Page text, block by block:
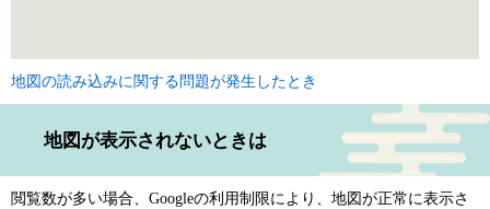
地図の読み込みに関する問題が発生したとき
地図が表示されないときは
閲覧数が多い場合、Googleの利用制限により、地図が正常に表示さ